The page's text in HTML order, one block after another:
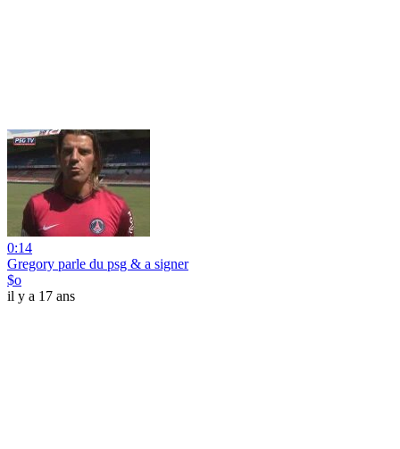
0:14
Gregory parle du psg & a signer
$o
il y a 17 ans